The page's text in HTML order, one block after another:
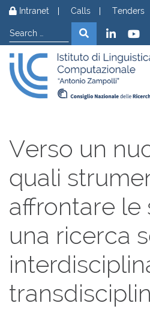
Skip to content
Intranet Calls Tenders
Search
Search
Verso un
quali
affrontare le
una ricerca